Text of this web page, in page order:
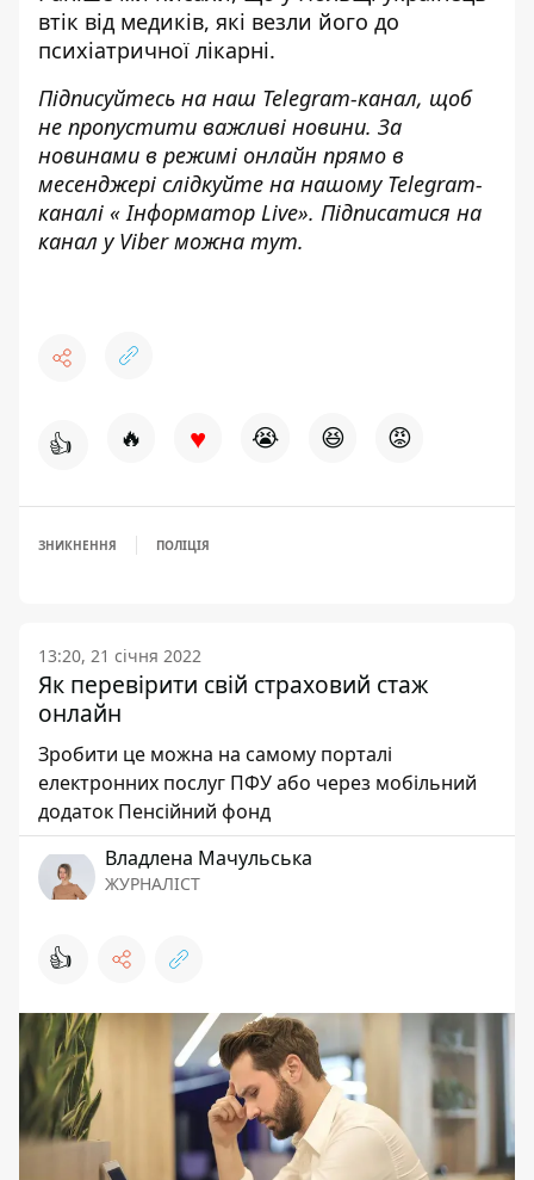
втік від медиків, які везли його до
психіатричної лікарні.
Підписуйтесь на наш Telegram-канал, щоб
не пропустити важливі новини. За
новинами в режимі онлайн прямо в
месенджері слідкуйте на нашому Telegram-
каналі «Інформатор Live». Підписатися на
канал у Viber можна тут.
👍 🔥 ♥ 😭 😆 😡
ЗНИКНЕННЯ ПОЛІЦІЯ
13:20, 21 січня 2022
Як перевірити свій страховий стаж
онлайн
Зробити це можна на самому порталі
електронних послуг ПФУ або через мобільний
додаток Пенсійний фонд
Владлена Мачульська
ЖУРНАЛІСТ
👍